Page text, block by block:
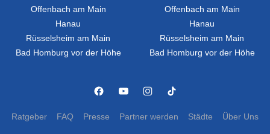
Offenbach am Main
Hanau
Rüsselsheim am Main
Bad Homburg vor der Höhe
Offenbach am Main
Hanau
Rüsselsheim am Main
Bad Homburg vor der Höhe
Ratgeber FAQ Presse Partner werden Städte Über Uns